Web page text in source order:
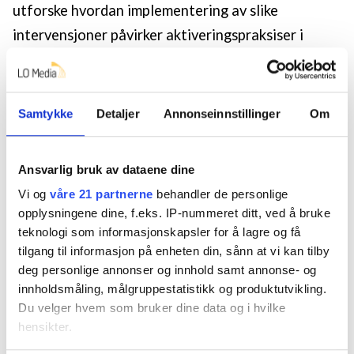
Samtykke Detaljer Annonseinnstillinger Om
Ansvarlig bruk av dataene dine
Vi og våre 21 partnerne behandler de personlige
opplysningene dine, f.eks. IP-nummeret ditt, ved å bruke
teknologi som informasjonskapsler for å lagre og få
tilgang til informasjon på enheten din, sånn at vi kan tilby
deg personlige annonser og innhold samt annonse- og
innholdsmåling, målgruppestatistikk og produktutvikling.
Du velger hvem som bruker dine data og i hvilke
hensikter.
utforske hvordan implementering av slike
intervensjoner påvirker aktiveringspraksiser i
førstelinjen.
Et hovedfunn i avhandlingen er at den
evidensbaserte intervensjonen ble implementert i
mellom intervensjonens krav og aktive aktører i
førstelinjen som fortolket intervensjonen og
kombinerte den med profesjonell kunnskap i møte
med utfordringer i hverdagen. Intervensjonen
hadde en hybrid karakter som både avgrenset og
muliggjorde nye praksiser i førstelinjen.
Avhandlingen har tre bidrag til den bredere